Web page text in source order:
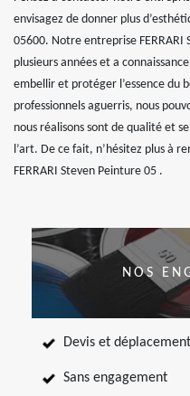
envisagez de donner plus
05600. Notre entreprise
plusieurs années et a
embellir et protéger l’essence du
professionnels aguerris, nous
nous réalisons sont de qualité et
l’art. De ce fait, n’hésitez plus à
FERRARI Steven Peinture 05 .
NOS
Devis et
Sans engagement